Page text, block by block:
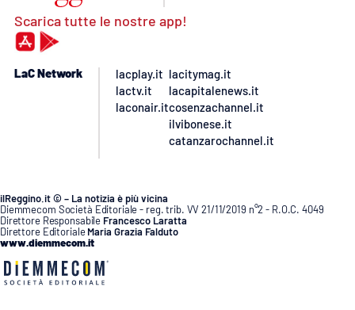
Scarica tutte le nostre app!
LaC Network
lacplay.it
lactv.it
laconair.it
lacitymag.it
lacapitalenews.it
cosenzachannel.it
ilvibonese.it
catanzarochannel.it
ilReggino.it © – La notizia è più vicina
Diemmecom Società Editoriale - reg. trib. VV 21/11/2019 n°2 - R.O.C. 4049
Direttore Responsabile Francesco Laratta
Direttore Editoriale Maria Grazia Falduto
www.diemmecom.it